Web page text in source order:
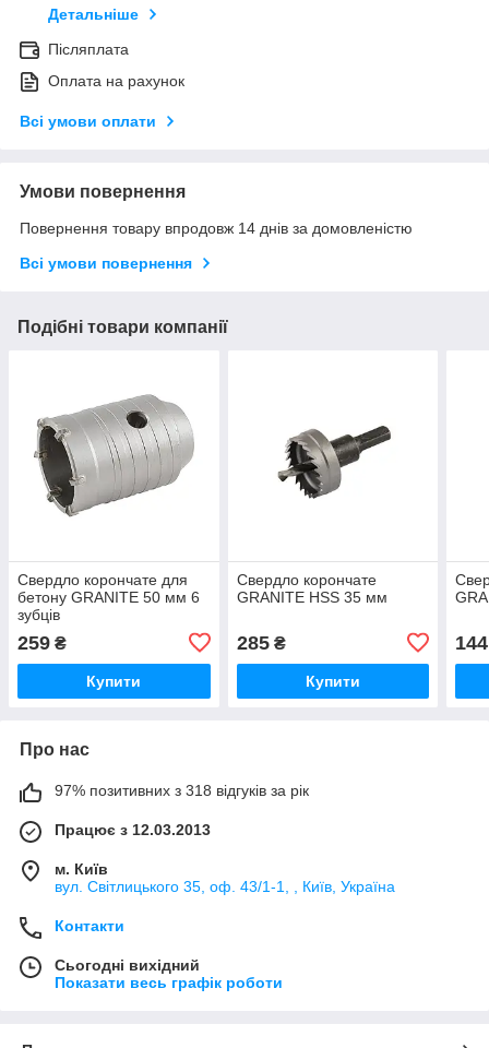
Детальніше
Післяплата
Оплата на рахунок
Всі умови оплати
Умови повернення
Повернення товару впродовж 14 днів за домовленістю
Всі умови повернення
Подібні товари компанії
Свердло корончате для
бетону GRANITE 50 мм 6
зубців
259 ₴
Купити
Свердло корончате
GRANITE HSS 35 мм
285₴
Купити
144
Про нас
97% позитивних з 318 відгуків за рік
Працює з 12.03.2013
м. Київ
вул. Світлицького 35, оф. 43/1-1, , Київ, Україна
Контакти
Сьогодні вихідний
Показати весь графік роботи